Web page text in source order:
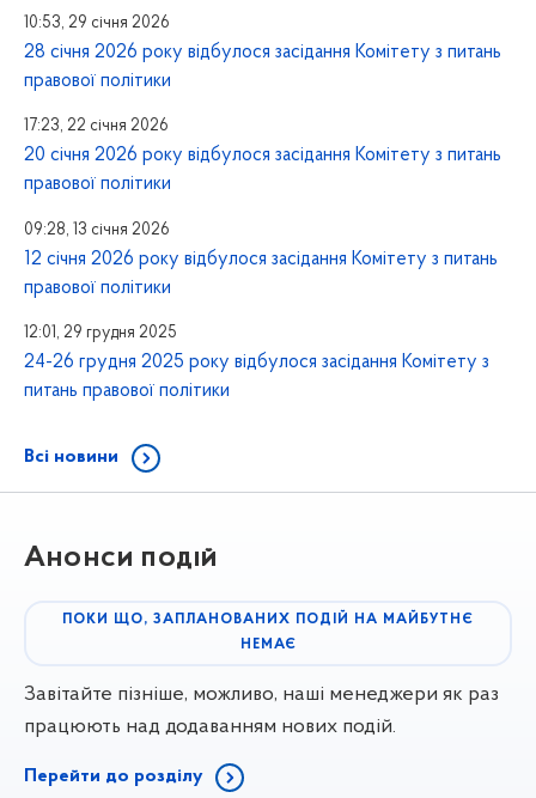
10:53, 29 січня 2026
28 січня 2026 року відбулося засідання Комітету з питань
правової політики
17:23, 22 січня 2026
20 січня 2026 року відбулося засідання Комітету з питань
правової політики
09:28, 13 січня 2026
12 січня 2026 року відбулося засідання Комітету з питань
правової політики
12:01, 29 грудня 2025
24-26 грудня 2025 року відбулося засідання Комітету з
питань правової політики
Всі новини
Анонси подій
ПОКИ ЩО, ЗАПЛАНОВАНИХ ПОДІЙ НА МАЙБУТНЄ
НЕМАЄ
Завітайте пізніше, можливо, наші менеджери як раз
працюють над додаванням нових подій.
Перейти до розділу